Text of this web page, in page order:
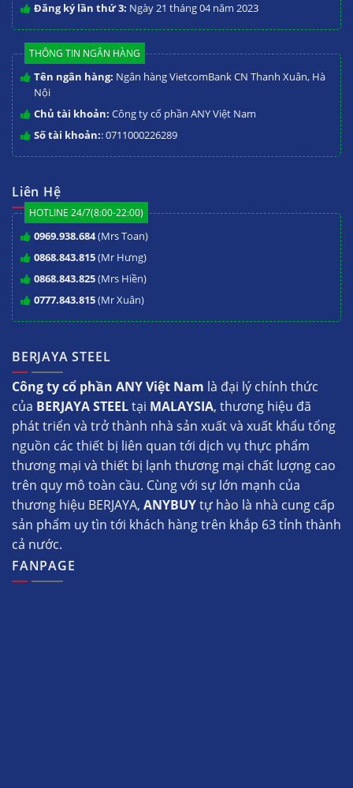
Đăng ký lần thứ 3: Ngày 21 tháng 04 năm 2023
THÔNG TIN NGÂN HÀNG
Tên ngân hàng: Ngân hàng VietcomBank CN Thanh Xuân, Hà
Nội
Chủ tài khoản: Công ty cổ phần ANY Việt Nam
Số tài khoản:: 0711000226289
Liên Hệ
HOTLINE 24/7(8:00-22:00)
0969.938.684(Mrs Toan)
0868.843.815(Mr Hưng)
0868.843.825(Mrs Hiền)
0777.843.815(Mr Xuân)
BERJAYA STEEL
Công ty cổ phần ANY Việt Nam là đại lý chính thức
của BERJAYA STEELtại MALAYSIA, thương hiệu đã
phát triển và trở thành nhà sản xuất và xuất khẩu tổng
nguồn các thiết bị liên quan tới dịch vụ thực phẩm
thương mại và thiết bị lạnh thương mại chất lượng cao
trên quy mô toàn cầu. Cùng với sự lớn mạnh của
thương hiệu BERJAYA, ANYBUYtự hào là nhà cung cấp
sản phẩm uy tìn tới khách hàng trên khắp 63 tỉnh thành
cả nước.
FANPAGE